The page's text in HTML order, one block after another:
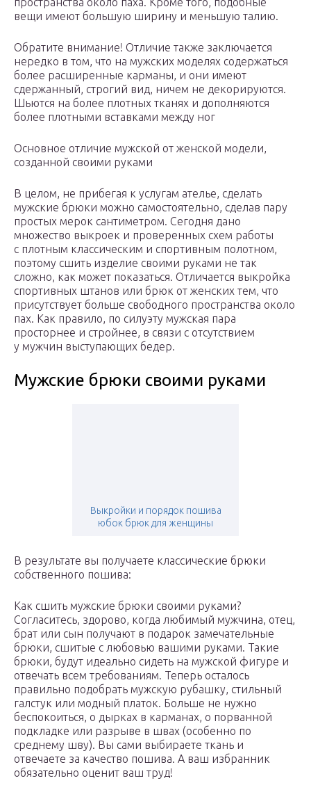
вещи имеют большую ширину и меньшую талию.
Обратите внимание! Отличие также заключается
нередко в том, что на мужских моделях содержаться
более расширенные карманы, и они имеют
сдержанный, строгий вид, ничем не декорируются.
Шьются на более плотных тканях и дополняются
более плотными вставками между ног
Основное отличие мужской от женской модели,
созданной своими руками
В целом, не прибегая к услугам ателье, сделать
мужские брюки можно самостоятельно, сделав пару
простых мерок сантиметром. Сегодня дано
множество выкроек и проверенных схем работы
с плотным классическим и спортивным полотном,
поэтому сшить изделие своими руками не так
сложно, как может показаться. Отличается выкройка
спортивных штанов или брюк от женских тем, что
присутствует больше свободного пространства около
пах. Как правило, по силуэту мужская пара
просторнее и стройнее, в связи с отсутствием
у мужчин выступающих бедер.
Мужские брюки своими руками
Выкройки и порядок пошива
юбок брюк для женщины
В результате вы получаете классические брюки
собственного пошива:
Как сшить мужские брюки своими руками?
Согласитесь, здорово, когда любимый мужчина, отец,
брат или сын получают в подарок замечательные
брюки, сшитые с любовью вашими руками. Такие
брюки, будут идеально сидеть на мужской фигуре и
отвечать всем требованиям. Теперь осталось
правильно подобрать мужскую рубашку, стильный
галстук или модный платок. Больше не нужно
беспокоиться, о дырках в карманах, о порванной
подкладке или разрыве в швах (особенно по
среднему шву). Вы сами выбираете ткань и
отвечаете за качество пошива. А ваш избранник
обязательно оценит ваш труд!